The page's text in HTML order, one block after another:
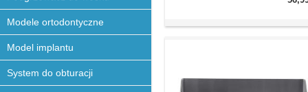
Modele ortodontyczne
Model implantu
System do obturacji